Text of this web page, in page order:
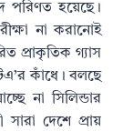
পরিণত হয়েছে।
না করানোই
প্রাকৃতিক গ্যাস
কাঁধে। বলছে
না সিলিন্ডার
দেশে প্রায়